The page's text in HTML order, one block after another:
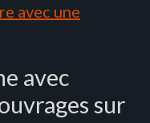
avec une
avec
sur